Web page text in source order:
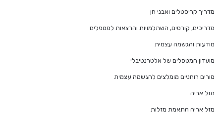
מדריך קריסטלים ואבני חן
מדריכים, קורסים, השתלמויות והרצאות למטפלים
מודעות והגשמה עצמית
מועדון המטפלים של אלטרנטיבלי
מורים רוחניים מומלצים להגשמה עצמית
מזל אריה
מזל אריה התאמת מזלות